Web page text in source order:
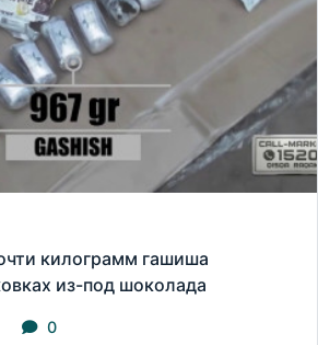
килограмм гашиша
из-под шоколада
0